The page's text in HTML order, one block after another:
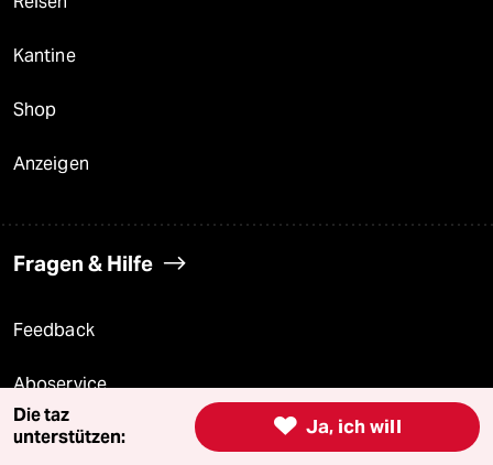
Kantine
Shop
Anzeigen
Fragen & Hilfe
Feedback
Aboservice
ePaper Login  Ja, ich will
Die taz
unterstützen: